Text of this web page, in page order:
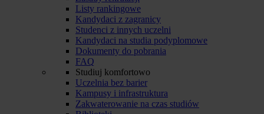
Listy rankingowe
Kandydaci z zagranicy
Studenci z innych uczelni
Kandydaci na studia podyplomowe
Dokumenty do pobrania
FAQ
Studiuj komfortowo
Uczelnia bez barier
Kampusy i infrastruktura
Zakwaterowanie na czas studiów